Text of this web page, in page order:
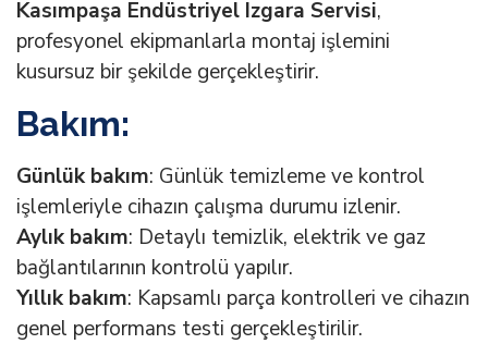
Kasımpaşa Endüstriyel Izgara Servisi,
profesyonel ekipmanlarla montaj işlemini
kusursuz bir şekilde gerçekleştirir.
Bakım:
Günlük bakım: Günlük temizleme ve kontrol
işlemleriyle cihazın çalışma durumu izlenir.
Aylık bakım: Detaylı temizlik, elektrik ve gaz
bağlantılarının kontrolü yapılır.
Yıllık bakım: Kapsamlı parça kontrolleri ve cihazın
genel performans testi gerçekleştirilir.